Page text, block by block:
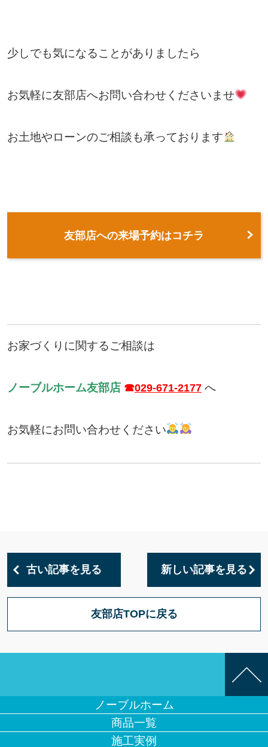
少しでも気になることがありましたら
お気軽に友部店へお問い合わせくださいませ
お土地やローンのご相談も承っております
友部店への来場予約はコチラ
お家づくりに関するご相談は
ノーブルホーム友部店 ☎029-671-2177へ
お気軽にお問い合わせください
古い記事を見る 新しい記事を見る
友部店TOPに戻る
ノーブルホーム
商品一覧
施工実例